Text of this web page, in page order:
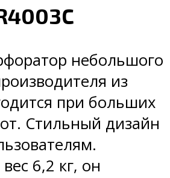
небольшого
из
при больших
Стильный дизайн
6,2 кг, он